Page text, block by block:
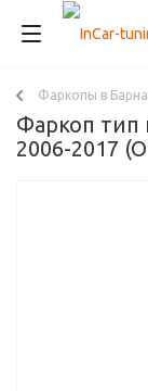
Фаркопы в
Фаркоп тип
2006-2017